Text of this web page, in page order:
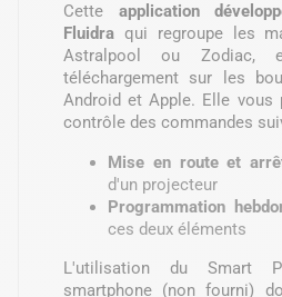
Cette application
Fluidra qui regroupe les
Astralpool ou Zodiac,
téléchargement sur les
Android et Apple. Elle vous
contrôle des commandes
Mise en route et
d'un projecteur
Programmation
ces deux éléments
L'utilisation du Smart
smartphone (non fourni)